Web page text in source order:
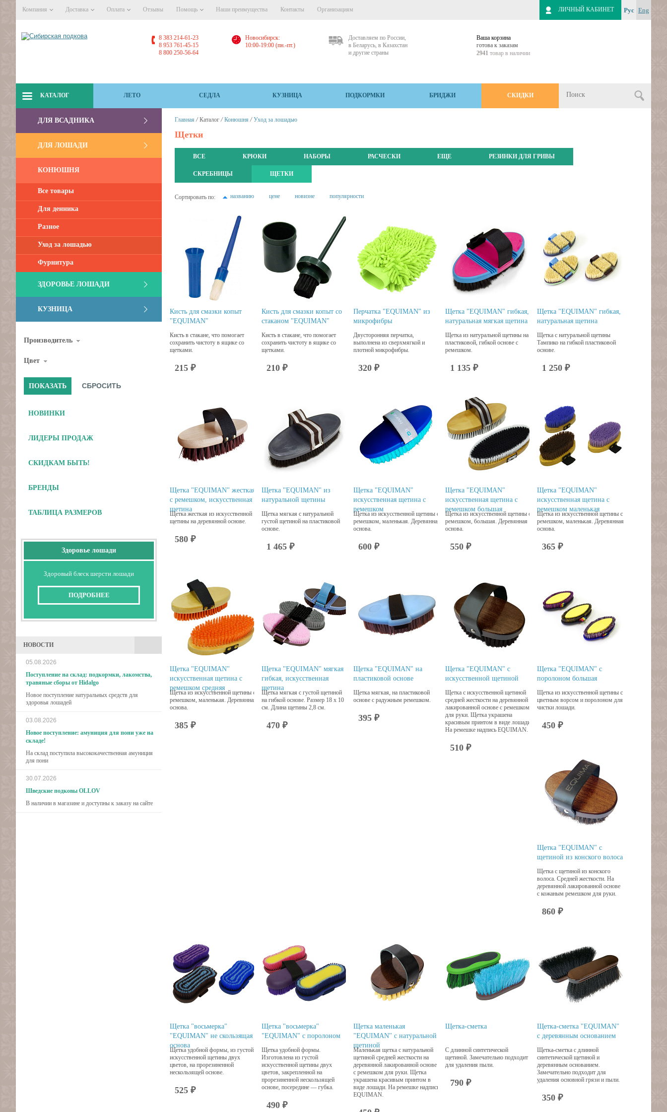
Компания Доставка Оплата Отзывы Помощь Наши преимущества Контакты Организациям Рус Eng
ЛИЧНЫЙ КАБИНЕТ
8 383 214-61-23
8 953 761-45-15
8 800 250-56-64
Новосибирск:
10:00-19:00 (пн.-пт.)
Доставляем по России,
в Беларусь, в Казахстан
и другие страны
Ваша корзина
готова к заказам
2941 товар в наличии
КАТАЛОГ ЛЕТО СЕДЛА КУЗНИЦА ПОДКОРМКИ БРИДЖИ СКИДКИ
ДЛЯ ВСАДНИКА
ДЛЯ ЛОШАДИ
КОНЮШНЯ
Все товары
Для денника
Разное
Уход за лошадью
Фурнитура
ЗДОРОВЬЕ ЛОШАДИ
КУЗНИЦА
Производитель
Цвет
НОВИНКИ
ЛИДЕРЫ ПРОДАЖ
СКИДКАМ БЫТЬ!
БРЕНДЫ
ТАБЛИЦА РАЗМЕРОВ
Здоровье лошади
Здоровый блеск шерсти лошади
ПОДРОБНЕЕ
НОВОСТИ
05.08.2026
Поступление на склад: подкормки, лакомства,
травяные сборы от Hidalgo
Новое поступление натуральных средств для
здоровья лошадей
03.08.2026
Новое поступление: амуниция для пони уже на
складе!
На склад поступила высококачественная амуниция
для пони
30.07.2026
Шведские подковы OLLOV
В наличии в магазине и доступны к заказу на сайте
Главная / Каталог / Конюшня / Уход за лошадью
Щетки
ВСЕ КРЮКИ НАБОРЫ РАСЧЕСКИ ЕЩЕ РЕЗИНКИ ДЛЯ ГРИВЫ
СКРЕБНИЦЫ ЩЕТКИ
Сортировать по: названию цене новизне популярности
Кисть для смазки копыт
"EQUIMAN"
Кисть в стакане, что помогает
сохранить чистоту в ящике со
щетками.
215 ₽
Кисть для смазки копыт со
стаканом "EQUIMAN"
Кисть в стакане, что помогает
сохранить чистоту в ящике со
щетками.
210 ₽
Перчатка "EQUIMAN" из
микрофибры
Двусторонняя перчатка,
выполнена из сверхмягкой и
плотной микрофибры.
320 ₽
Щетка "EQUIMAN" гибкая,
натуральная мягкая щетина
Щетка из натуральной щетины на
пластиковой, гибкой основе с
ремешком.
1 135 ₽
Щетка "EQUIMAN" гибкая,
натуральная щетина
Щетка с натуральной щетины
Тампико на гибкой пластиковой
основе.
1 250 ₽
Щетка "EQUIMAN" жесткая
с ремешком, искусственная
щетина
Щетка жесткая из искусственной
щетины на деревянной основе.
580 ₽
Щетка "EQUIMAN" из
натуральной щетины
Щетка мягкая с натуральной
густой щетиной на пластиковой
основе.
1 465 ₽
Щетка "EQUIMAN"
искусственная щетина с
ремешком
Щетка из искусственной щетины с
ремешком, маленькая. Деревянная
основа.
600 ₽
Щетка "EQUIMAN"
искусственная щетина с
ремешком большая
Щетка из искусственной щетины с
ремешком, большая. Деревянная
основа.
550 ₽
Щетка "EQUIMAN"
искусственная щетина с
ремешком маленькая
Щетка из искусственной щетины с
ремешком, маленькая. Деревянная
основа.
365 ₽
Щетка "EQUIMAN"
искусственная щетина с
ремешком средняя
Щетка из искусственной щетины с
ремешком, маленькая. Деревянная
основа.
385 ₽
Щетка "EQUIMAN" мягкая
гибкая, искусственная
щетина
Щетка мягкая с густой щетиной
на гибкой основе. Размер 18 х 10
см. Длина щетины 2,8 см.
470 ₽
Щетка "EQUIMAN" на
пластиковой основе
Щетка мягкая, на пластиковой
основе с радужным ремешком.
395 ₽
Щетка "EQUIMAN" с
искусственной щетиной
Щетка с искусственной щетиной
средней жесткости на деревянной
лакированной основе с ремешком
для руки. Щетка украшена
красивым принтом в виде лошади.
На ремешке надпись EQUIMAN.
510 ₽
Щетка "EQUIMAN" с
поролоном большая
Щетка из искусственной щетины с
цветным ворсом и поролоном для
чистки лошади.
450 ₽
Щетка "EQUIMAN" с
щетиной из конского волоса
Щетка с щетиной из конского
волоса. Средней жесткости. На
деревянной лакированной основе
с кожаным ремешком для руки.
860 ₽
Щетка "восьмерка"
"EQUIMAN" не скользящая
основа
Щетка удобной формы, из густой
искусственной щетины двух
цветов, на прорезиненной
нескользящей основе.
525 ₽
Щетка "восьмерка"
"EQUIMAN" с поролоном
Щетка удобной формы.
Изготовлена из густой
искусственной щетины двух
цветов, закрепленной на
прорезиненной нескользящей
основе, посередине — губка.
490 ₽
Щетка маленькая
"EQUIMAN" с натуральной
щетиной
Маленькая щетка с натуральной
щетиной средней жесткости на
деревянной лакированной основе
с ремешком для руки. Щетка
украшена красивым принтом в
виде лошади. На ремешке надпись
EQUIMAN.
Щетка-сметка
С длинной синтетической
щетиной. Замечательно подходит
для удаления пыли.
790 ₽
Щетка-сметка "EQUIMAN"
с деревянным основанием
Щетка-сметка с длинной
синтетической щетиной и
деревянным основанием.
Замечательно подходит для
удаления основной грязи и пыли.
350 ₽